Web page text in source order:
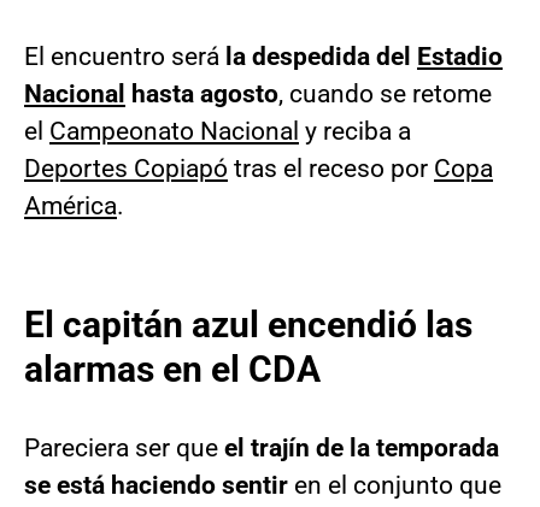
El encuentro será la despedida del Estadio
Nacional
hasta agosto, cuando se retome
el Campeonato Nacional y reciba a
Deportes Copiapó tras el receso por Copa
América.
El capitán azul encendió las
alarmas en el CDA
Pareciera ser que el trajín de la temporada
se está haciendo sentir en el conjunto que